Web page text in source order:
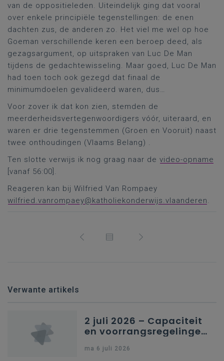
van de oppositieleden. Uiteindelijk ging dat vooral
over enkele principiële tegenstellingen: de enen
dachten zus, de anderen zo. Het viel me wel op hoe
Goeman verschillende keren een beroep deed, als
gezagsargument, op uitspraken van Luc De Man
tijdens de gedachtewisseling. Maar goed, Luc De Man
had toen toch ook gezegd dat finaal de
minimumdoelen gevalideerd waren, dus…
Voor zover ik dat kon zien, stemden de
meerderheidsvertegenwoordigers vóór, uiteraard, en
waren er drie tegenstemmen (Groen en Vooruit) naast
twee onthoudingen (Vlaams Belang) .
Ten slotte verwijs ik nog graag naar de video-opname
[vanaf 56:00].
Reageren kan bij Wilfried Van Rompaey
wilfried.vanrompaey@katholiekonderwijs.vlaanderen.
Verwante artikels
2 juli 2026 – Capaciteit
en voorrangsregelingen
secundair onderwijs in
ma 6 juli 2026